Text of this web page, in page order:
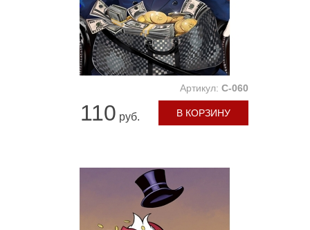
Артикул: C-060
110 руб. В КОРЗИНУ